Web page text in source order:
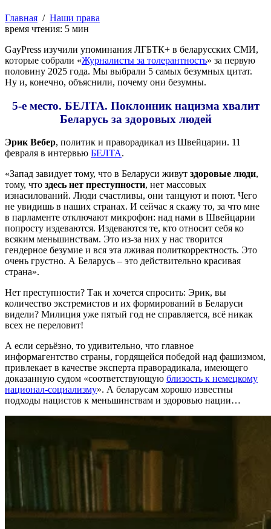
Главная / Наши права
время чтения: 5 мин
GayPress изучили упоминания ЛГБТК+ в беларусских СМИ,
которые собрали «Журналисты за толерантность» за первую
половину 2025 года. Мы выбрали 5 самых безумных цитат.
Ну и, конечно, объяснили, почему они безумны.
5-е место. БЕЛТА. Поклонник нацизма хвалит
Беларусь за здоровых людей
Эрик Вебер, политик и праворадикал из Швейцарии. 11
февраля в интервью БЕЛТА.
«Запад завидует тому, что в Беларуси живут здоровые люди,
тому, что здесь нет преступности, нет массовых
изнасилований. Люди счастливы, они танцуют и поют. Чего
не увидишь в наших странах. И сейчас я скажу то, за что мне
в парламенте отключают микрофон: над нами в Швейцарии
попросту издеваются. Издеваются те, кто относит себя ко
всяким меньшинствам. Это из-за них у нас творится
гендерное безумие и вся эта лживая политкорректность. Это
очень грустно. А Беларусь – это действительно красивая
страна».
Нет преступности? Так и хочется спросить: Эрик, вы
количество экстремистов и их формирований в Беларуси
видели? Милиция уже пятый год не справляется, всё никак
всех не переловит!
А если серьёзно, то удивительно, что главное
информагентство страны, гордящейся победой над фашизмом,
привлекает в качестве эксперта праворадикала, имеющего
доказанную судом «соответствующую близость к немецкому
национал-социализму». А беларусам хорошо известны
подходы нацистов к меньшинствам и здоровью нации…